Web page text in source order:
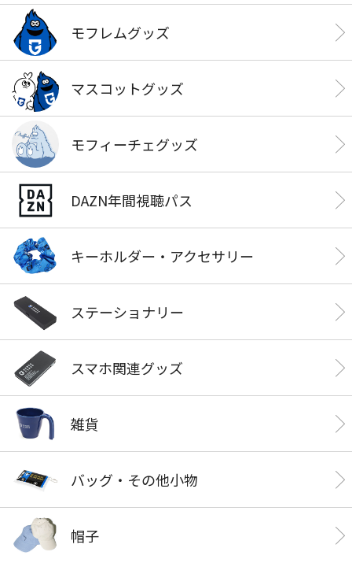
モフレムグッズ
マスコットグッズ
モフィーチェグッズ
DAZN年間視聴パス
キーホルダー・アクセサリー
ステーショナリー
スマホ関連グッズ
雑貨
バッグ・その他小物
帽子